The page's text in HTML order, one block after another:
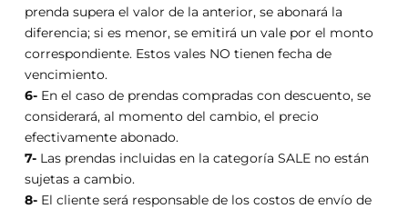
prenda supera el valor de la anterior, se abonará la
diferencia; si es menor, se emitirá un vale por el monto
correspondiente. Estos vales NO tienen fecha de
vencimiento.
6- En el caso de prendas compradas con descuento, se
considerará, al momento del cambio, el precio
efectivamente abonado.
7-Las prendas incluidas en la categoría SALE no están
sujetas a cambio.
8-El cliente será responsable de los costos de envío de